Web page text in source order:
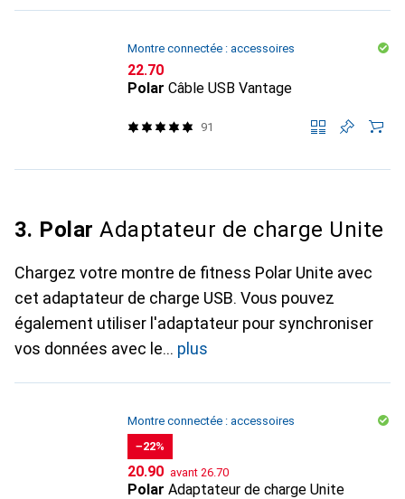
Montre connectée : accessoires
CHF
22.70
Polar Câble USB Vantage
91
3. Polar Adaptateur de charge Unite
Chargez votre montre de fitness Polar Unite avec
cet adaptateur de charge USB. Vous pouvez
également utiliser l'adaptateur pour synchroniser
vos données avec le
plus
Montre connectée : accessoires
−22%
CHF
20.90 avant CHF
26.70
Polar Adaptateur de charge Unite